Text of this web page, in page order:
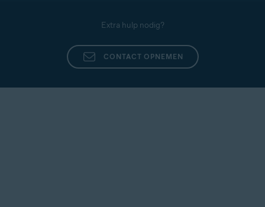
Extra hulp nodig?
CONTACT OPNEMEN